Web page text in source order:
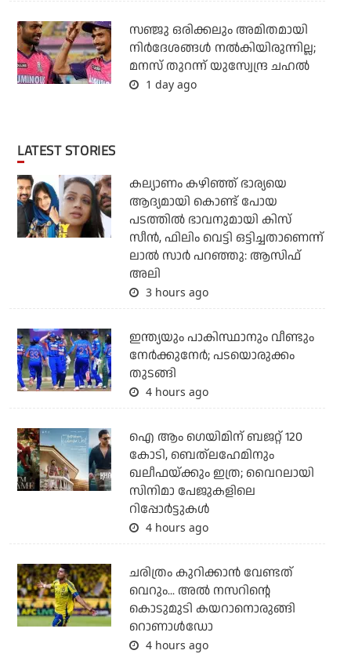
സഞ്ജു ഒരിക്കലും അമിതമായി
നിര്‍ദേശങ്ങള്‍ നല്‍കിയിരുന്നില്ല;
മനസ് തുറന്ന് യുസ്വേന്ദ്ര ചഹല്‍
1 day ago
LATEST STORIES
കല്യാണം കഴിഞ്ഞ് ഭാര്യയെ
ആദ്യമായി കൊണ്ട് പോയ
പടത്തില്‍ ഭാവനുമായി കിസ്
സീന്‍, ഫിലിം വെട്ടി ഒട്ടിച്ചതാണെന്ന്
ലാല്‍ സാര്‍ പറഞ്ഞു: ആസിഫ്
അലി
3 hours ago
ഇന്ത്യയും പാകിസ്ഥാനും വീണ്ടും
നേര്‍ക്കുനേര്‍; പടയൊരുക്കം
തുടങ്ങി
4 hours ago
ഐ ആം ഗെയിമിന് ബജറ്റ് 120
കോടി, ബെത്‌ലഹേമിനും
ഖലീഫയ്ക്കും ഇത്ര; വൈറലായി
സിനിമാ പേജുകളിലെ
റിപ്പോര്‍ട്ടുകള്‍
4 hours ago
ചരിത്രം കുറിക്കാന്‍ വേണ്ടത്
വെറും... അല്‍ നസറിന്റെ
കൊടുമുടി കയറാനൊരുങ്ങി
റൊണാള്‍ഡോ
4 hours ago